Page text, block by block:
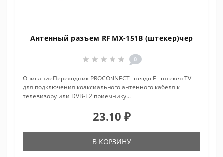
Антенный разъем RF MX-151B (штекер)чер
0
ОписаниеПереходник PROCONNECT гнездо F - штекер TV
для подключения коаксиального антенного кабеля к
телевизору или DVB-T2 приемнику...
23.10 ₽
В КОРЗИНУ